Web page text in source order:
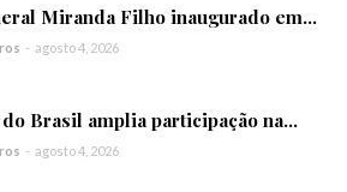
Miranda Filho inaugurado em...
- agosto 4, 2026
Brasil amplia participação na...
- agosto 4, 2026